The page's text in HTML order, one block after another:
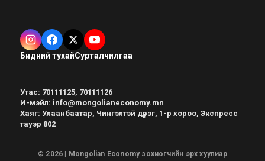
Бидний тухайСурталчилгаа
Утас: 70111125, 70111126
И-мэйл: info@mongolianeconomy.mn
Хаяг: Улаанбаатар, Чингэлтэй дүүрэг, 1-р хороо, Экспресс
тауэр 802
© 2026 | Mongolian Economy зохиогчийн эрх хуулиар